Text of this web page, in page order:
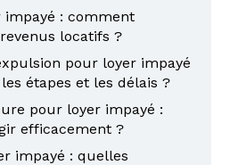
impayé : comment
locatifs ?
pour loyer impayé
étapes et les délais ?
pour loyer impayé :
efficacement ?
impayé : quelles